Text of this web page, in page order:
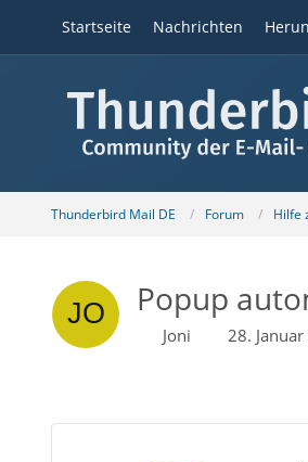
Startseite Nachrichten
Thunderbird Mail DE Forum Hilfe
Popup
Joni 28.